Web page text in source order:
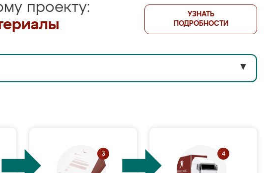
проекту:
УЗНАТЬ
ПОДРОБНОСТИ
▼